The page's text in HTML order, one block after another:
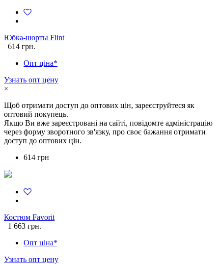
Юбка-шорты Flint
614 грн.
Опт ціна*
Узнать опт цену
×
Щоб отримати доступ до оптових цін, зареєструйтеся як
оптовий покупець.
Якщо Ви вже зареєстровані на сайті, повідомте адміністрацію
через форму зворотного зв'язку, про своє бажання отримати
доступ до оптових цін.
614 грн
Костюм Favorit
1 663 грн.
Опт ціна*
Узнать опт цену